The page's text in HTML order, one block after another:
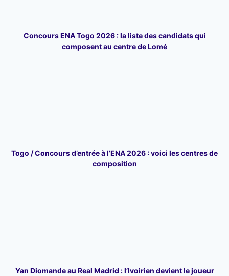
Concours ENA Togo 2026 : la liste des candidats qui
composent au centre de Lomé
Togo / Concours d’entrée à l’ENA 2026 : voici les centres de
composition
Yan Diomande au Real Madrid : l’Ivoirien devient le joueur